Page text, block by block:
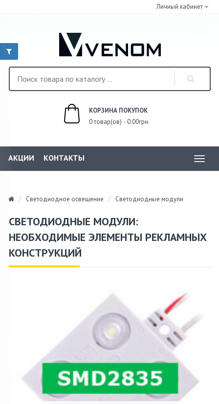
Личный кабинет
КОРЗИНА ПОКУПОК
0 товар(ов) - 0.00грн.
АКЦИИ КОНТАКТЫ
Светодиодное освещение Светодиодные модули
СВЕТОДИОДНЫЕ МОДУЛИ:
НЕОБХОДИМЫЕ ЭЛЕМЕНТЫ РЕКЛАМНЫХ
КОНСТРУКЦИЙ